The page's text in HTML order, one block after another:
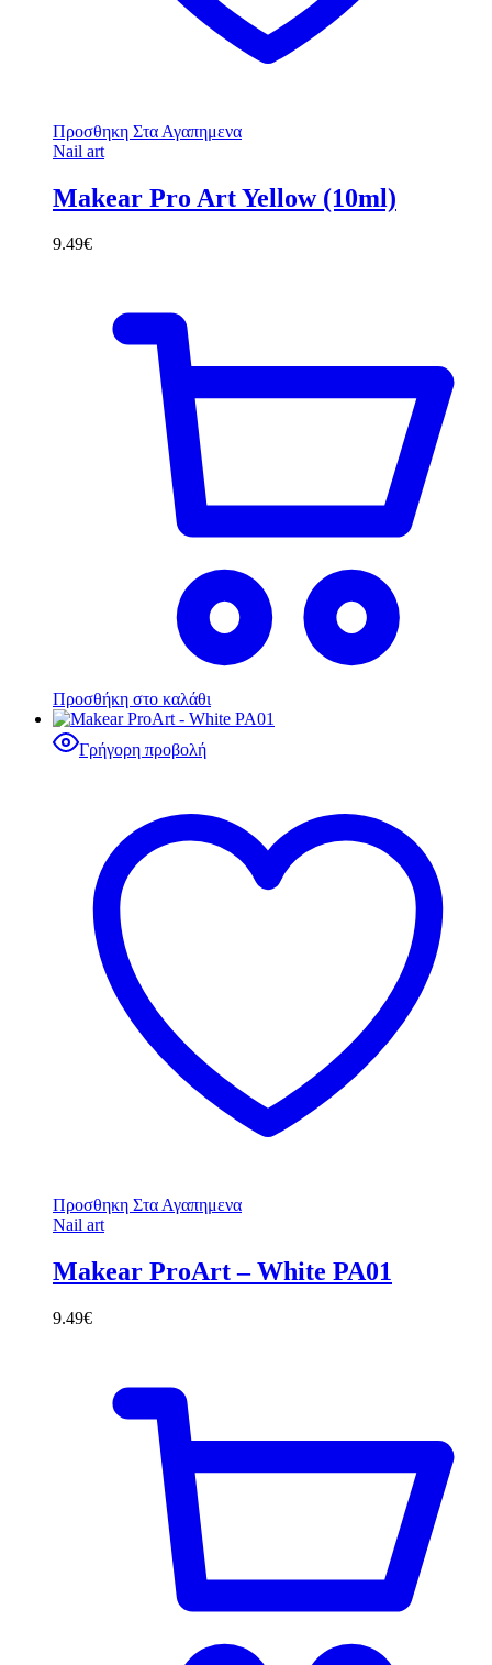
Προσθηκη Στα Αγαπημενα
Nail art
Makear Pro Art Yellow (10ml)
9.49€
Προσθήκη στο καλάθι
Γρήγορη προβολή
Προσθηκη Στα Αγαπημενα
Nail art
Makear ProArt – White PA01
9.49€